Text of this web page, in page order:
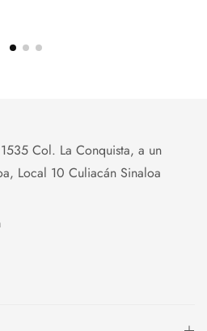
Col. La Conquista, a un
Local 10 Culiacán Sinaloa